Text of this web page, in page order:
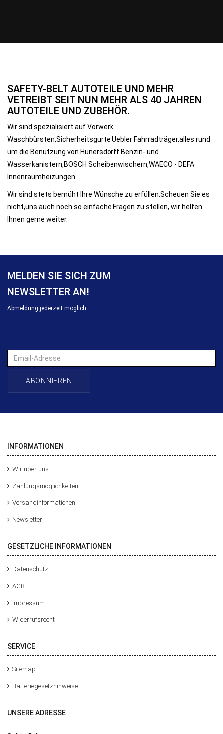
SAFETY-BELT AUTOTEILE UND MEHR
VETREIBT SEIT NUN MEHR ALS 40 JAHREN
AUTOTEILE UND ZUBEHÖR.
Wir sind spezialisiert auf Vorwerk
Waschbürsten,Sicherheitsgurte,Uebler Fahrradträger,alles rund
um die Benutzung von Hünersdorff Benzin- und
Wasserkanistern,BOSCH Scheibenwischern,WAECO - DEFA
Innenraumheizungen.
Wir sind stets bemüht Ihre Wünsche zu erfüllen.Scheuen Sie es
nicht,uns auch noch so einfache Fragen zu stellen, wir helfen
Ihnen gerne weiter.
MELDEN SIE SICH ZUM
NEWSLETTER AN!
Abmeldung jederzeit möglich
Email-
Adresse
ABONNIEREN
INFORMATIONEN
Wir über uns
Zahlungsmöglichkeiten
Versandinformationen
Newsletter
GESETZLICHE INFORMATIONEN
Datenschutz
AGB
Impressum
Widerrufsrecht
SERVICE
Sitemap
Batteriegesetzhinweise
UNSERE ADRESSE